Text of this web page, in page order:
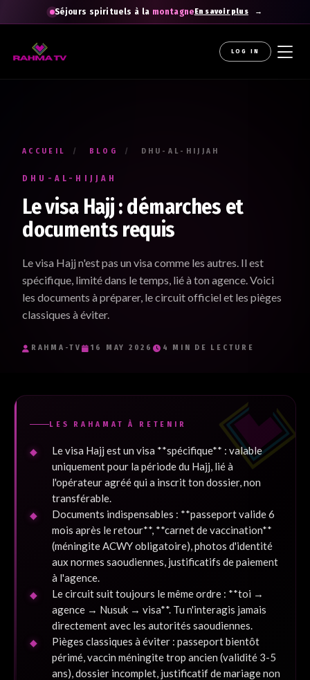
Séjours spirituels à la montagneEn savoir plus
LOG IN
ACCUEIL / BLOG / DHU-AL-HIJJAH
DHU-AL-HIJJAH
Le visa Hajj : démarches et
documents requis
Le visa Hajj n'est pas un visa comme les autres. Il est
spécifique, limité dans le temps, lié à ton agence. Voici
les documents à préparer, le circuit officiel et les pièges
classiques à éviter.
RAHMA-TV 16 MAY 2026 4 MIN DE LECTURE
LES RAHAMAT À RETENIR
Le visa Hajj est un visa **spécifique** : valable
uniquement pour la période du Hajj, lié à
l'opérateur agréé qui a inscrit ton dossier, non
transférable.
Documents indispensables : **passeport valide 6
mois après le retour**, **carnet de vaccination**
(méningite ACWY obligatoire), photos d'identité
aux normes saoudiennes, justificatifs de paiement
à l'agence.
Le circuit suit toujours le même ordre : **toi →
agence → Nusuk → visa**. Tu n'interagis jamais
directement avec les autorités saoudiennes.
Pièges classiques à éviter : passeport bientôt
périmé, vaccin méningite trop ancien (validité 3-5
ans), dossier incomplet, justificatif de mariage non
apprendre comprendreetcheminer
Votre prénom *
Renseignez votre adresse email. Ex. : abc@xyz.com
Je souhaite recevoir les e-mails inspirants de RaHma-TV et